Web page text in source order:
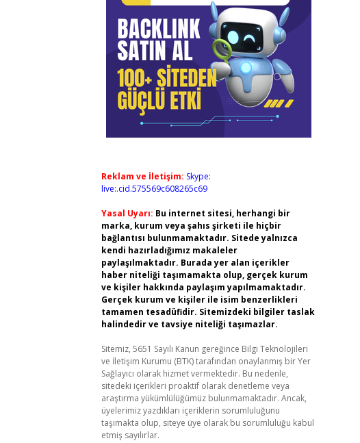
Reklam ve İletişim: Skype:
live:.cid.575569c608265c69
Yasal Uyarı: Bu internet sitesi, herhangi bir
marka, kurum veya şahıs şirketi ile hiçbir
bağlantısı bulunmamaktadır. Sitede yalnızca
kendi hazırladığımız makaleler
paylaşılmaktadır. Burada yer alan içerikler
haber niteliği taşımamakta olup, gerçek kurum
ve kişiler hakkında paylaşım yapılmamaktadır.
Gerçek kurum ve kişiler ile isim benzerlikleri
tamamen tesadüfidir. Sitemizdeki bilgiler taslak
halindedir ve tavsiye niteliği taşımazlar.
Sitemiz, 5651 Sayılı Kanun gereğince Bilgi Teknolojileri
ve İletişim Kurumu (BTK) tarafından onaylanmış bir Yer
Sağlayıcı olarak hizmet vermektedir. Bu nedenle,
sitedeki içerikleri proaktif olarak denetleme veya
araştırma yükümlülüğümüz bulunmamaktadır. Ancak,
üyelerimiz yazdıkları içeriklerin sorumluluğunu
taşımakta olup, siteye üye olarak bu sorumluluğu kabul
etmiş sayılırlar.